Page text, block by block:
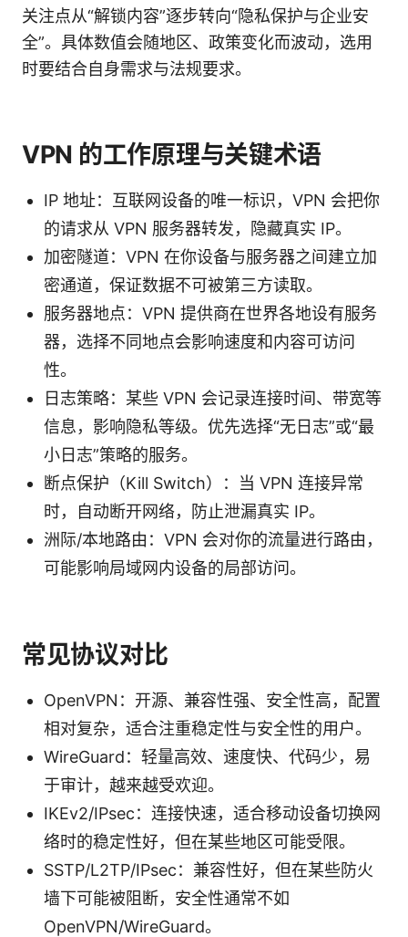
关注点从“解锁内容”逐步转向“隐私保护与企业安
全”。具体数值会随地区、政策变化而波动，选用
时要结合自身需求与法规要求。
VPN 的工作原理与关键术语
IP 地址：互联网设备的唯一标识，VPN 会把你
的请求从 VPN 服务器转发，隐藏真实 IP。
加密隧道：VPN 在你设备与服务器之间建立加
密通道，保证数据不可被第三方读取。
服务器地点：VPN 提供商在世界各地设有服务
器，选择不同地点会影响速度和内容可访问
性。
日志策略：某些 VPN 会记录连接时间、带宽等
信息，影响隐私等级。优先选择“无日志”或“最
小日志”策略的服务。
断点保护（Kill Switch）：当 VPN 连接异常
时，自动断开网络，防止泄漏真实 IP。
洲际/本地路由：VPN 会对你的流量进行路由，
可能影响局域网内设备的局部访问。
常见协议对比
OpenVPN：开源、兼容性强、安全性高，配置
相对复杂，适合注重稳定性与安全性的用户。
WireGuard：轻量高效、速度快、代码少，易
于审计，越来越受欢迎。
IKEv2/IPsec：连接快速，适合移动设备切换网
络时的稳定性好，但在某些地区可能受限。
SSTP/L2TP/IPsec：兼容性好，但在某些防火
墙下可能被阻断，安全性通常不如
OpenVPN/WireGuard。